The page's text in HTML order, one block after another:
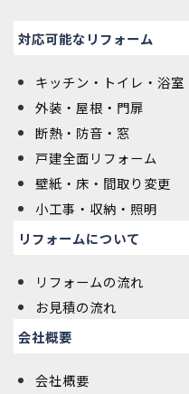
対応可能なリフォーム
キッチン・トイレ・浴室
外装・屋根・門扉
断熱・防音・窓
戸建全面リフォーム
壁紙・床・間取り変更
小工事・収納・照明
リフォームについて
リフォームの流れ
お見積の流れ
会社概要
会社概要